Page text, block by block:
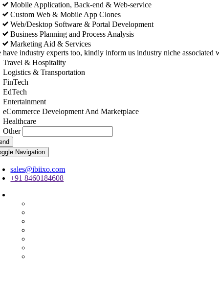
Mobile Application, Back-end & Web-service
Custom Web & Mobile App Clones
Web/Desktop Software & Portal Development
Business Planning and Process Analysis
Marketing Aid & Services
have industry experts too, kindly inform us industry niche associated
Travel & Hospitality
Logistics & Transportation
FinTech
EdTech
Entertainment
eCommerce Development And Marketplace
Healthcare
Other
Navigation
sales@ibiixo.com
+91 8460184608